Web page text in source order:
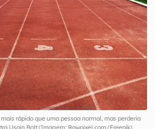
rápido que uma pessoa normal, mas perderia
Usain Bolt (Imagem: Rawpixel.com/Freepik)